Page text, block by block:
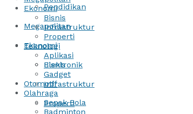
Pendidikan
Megapolitan
Ekonomi
Bisnis
Infrastruktur
Properti
Ekonomi
Bisnis
Infrastruktur
Properti
Teknologi
Aplikasi
Elektronik
Gadget
Otomotif
Olahraga
Sepak Bola
Badminton